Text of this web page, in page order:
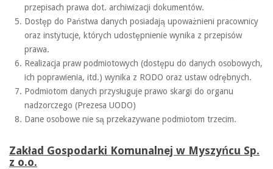
przepisach prawa dot. archiwizacji dokumentów.
Dostęp do Państwa danych posiadają upoważnieni pracownicy
oraz instytucje, których udostępnienie wynika z przepisów
prawa.
Realizacja praw podmiotowych (dostępu do danych osobowych,
ich poprawienia, itd.) wynika z RODO oraz ustaw odrębnych.
Podmiotom danych przysługuje prawo skargi do organu
nadzorczego (Prezesa UODO)
Dane osobowe nie są przekazywane podmiotom trzecim.
Zakład Gospodarki Komunalnej w Myszyńcu Sp.
z o.o.